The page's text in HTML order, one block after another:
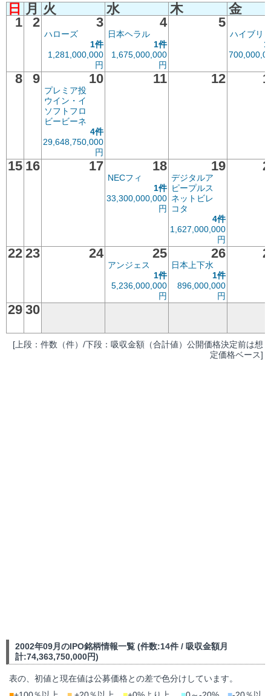
日 月 火 水 木
金
1
2 3
ハローズ
1件
1,281,000,000
円
4
日本ヘラル
1件
1,675,000,000
円
5
ハイブリ
1
8 9 10
プレミア投
ウイン・イ
ソフトフロ
ビービーネ
4件
29,648,750,000
円
11 12
15 16 17 18
NECフィ
1件
33,300,000,000
円
19
デジタルア
ピープルス
ネットビレ
コタ
4件
1,627,000,000
円
22 23 24 25
アンジェス
1件
5,236,000,000
円
26
日本上下水
1件
896,000,000
円
29 30
[上段：件数（件）/下段：吸収金額（合計値）公開価格決定前は想
定価格ベース]
2002年09月のIPO銘柄情報一覧 (件数:14件 / 吸収金額月
計:74,363,750,000円)
表の、初値と現在値は公募価格との差で色分けしています。